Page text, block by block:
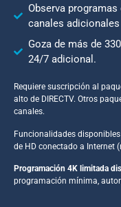
Observa
canales adicionales
Goza de más de
24/7 adicional.
Requiere suscripción al
alto de DIRECTV. Otros
canales.
Funcionalidades
de HD conectado a Internet
Programación 4K limitada
programación mínima,